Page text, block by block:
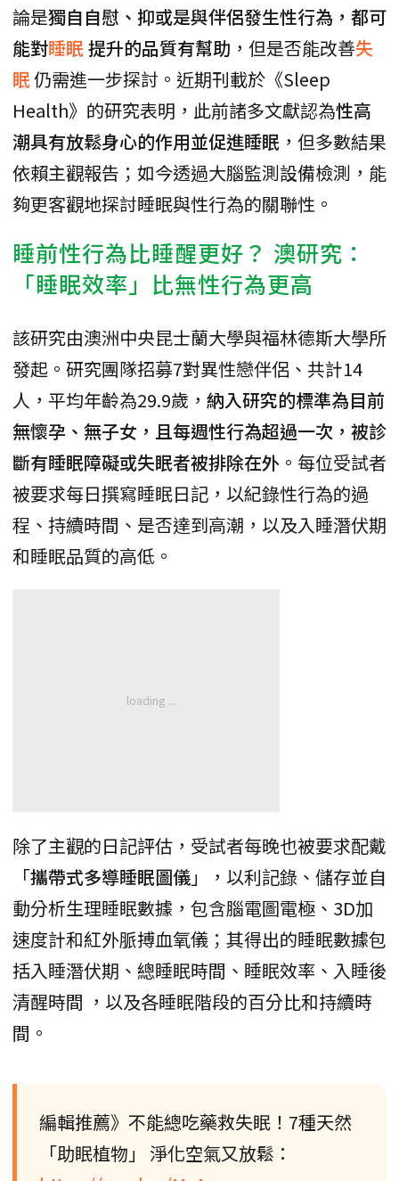
論是獨自自慰、抑或是與伴侶發生性行為，都可
能對睡眠提升的品質有幫助 ，但是否能改善失
眠仍需進一步探討。近期刊載於《Sleep
Health》的研究表明，此前諸多文獻認為性高
潮具有放鬆身心的作用並促進睡眠 ，但多數結果
依賴主觀報告；如今透過大腦監測設備檢測，能
夠更客觀地探討睡眠與性行為的關聯性。
睡前性行為比睡醒更好？ 澳研究：
「睡眠效率」比無性行為更高
該研究由澳洲中央昆士蘭大學與福林德斯大學所
發起。研究團隊招募7對異性戀伴侶、共計14
人，平均年齡為29.9歲， 納入研究的標準為目前
無懷孕、無子女，且每週性行為超過一次，被診
斷有睡眠障礙或失眠者被排除在外 。每位受試者
被要求每日撰寫睡眠日記，以紀錄性行為的過
程、持續時間、是否達到高潮，以及入睡潛伏期
和睡眠品質的高低。
除了主觀的日記評估，受試者每晚也被要求配戴
「攜帶式多導睡眠圖儀」，以利記錄、儲存並自
動分析生理睡眠數據，包含腦電圖電極、3D加
速度計和紅外脈搏血氧儀；其得出的睡眠數據包
括入睡潛伏期、總睡眠時間、睡眠效率、入睡後
清醒時間 ，以及各睡眠階段的百分比和持續時
間。
編輯推薦》不能總吃藥救失眠！7種天然
「助眠植物」 淨化空氣又放鬆：